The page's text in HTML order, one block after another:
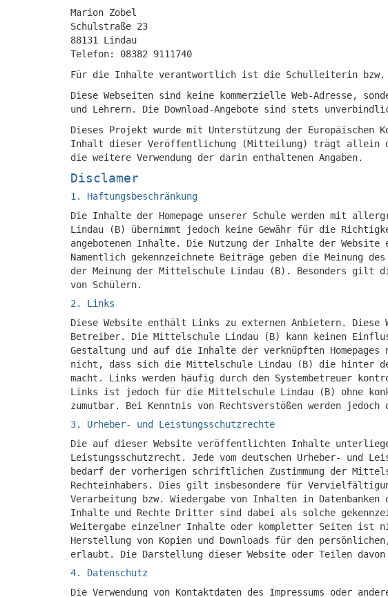
Marion Zobel
Schulstraße 23
88131 Lindau
Telefon: 08382 9111740
Für die Inhalte verantwortlich ist die Schulleiterin bzw.
Diese Webseiten sind keine kommerzielle Web-Adresse,
und Lehrern. Die Download-Angebote sind stets
Dieses Projekt wurde mit Unterstützung der Europäischen
Inhalt dieser Veröffentlichung (Mitteilung) trägt allein
die weitere Verwendung der darin enthaltenen Angaben.
Disclamer
1. Haftungsbeschränkung
Die Inhalte der Homepage unserer Schule werden mit
Lindau (B) übernimmt jedoch keine Gewähr für die
angebotenen Inhalte. Die Nutzung der Inhalte der
Namentlich gekennzeichnete Beiträge geben die Meinung
der Meinung der Mittelschule Lindau (B). Besonders gilt
von Schülern.
2. Links
Diese Website enthält Links zu externen Anbietern.
Betreiber. Die Mittelschule Lindau (B) kann keinen
Gestaltung und auf die Inhalte der verknüpften Homepages
nicht, dass sich die Mittelschule Lindau (B) die hinter
macht. Links werden häufig durch den Systembetreuer
Links ist jedoch für die Mittelschule Lindau (B) ohne
zumutbar. Bei Kenntnis von Rechtsverstößen werden
3. Urheber- und Leistungsschutzrechte
Die auf dieser Website veröffentlichten Inhalte
Leistungsschutzrecht. Jede vom deutschen Urheber- und
bedarf der vorherigen schriftlichen Zustimmung der
Rechteinhabers. Dies gilt insbesondere für
Verarbeitung bzw. Wiedergabe von Inhalten in Datenbanken
Inhalte und Rechte Dritter sind dabei als solche
Weitergabe einzelner Inhalte oder kompletter Seiten
Herstellung von Kopien und Downloads für den
erlaubt. Die Darstellung dieser Website oder Teilen
4. Datenschutz
Die Verwendung von Kontaktdaten des Impressums oder